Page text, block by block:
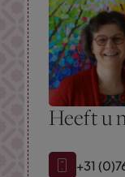
Heeft u
+31